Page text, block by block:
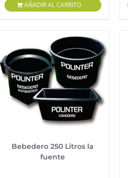
AÑADIR AL CARRITO
Bebedero 250 Litros la
fuente